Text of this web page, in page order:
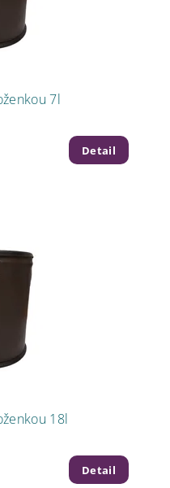
7l
Detail
18l
Detail